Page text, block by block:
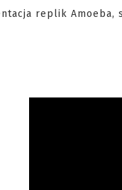
replik Amoeba,